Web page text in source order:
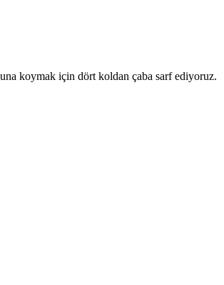
koymak için dört koldan çaba sarf ediyoruz.